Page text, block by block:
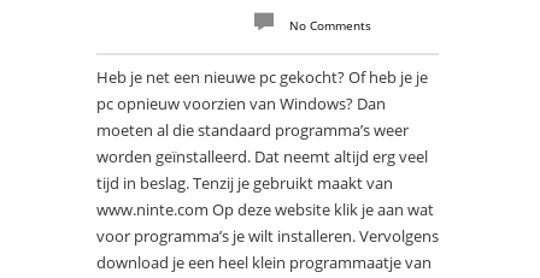
No Comments
Heb je net een nieuwe pc gekocht? Of heb je je
pc opnieuw voorzien van Windows? Dan
moeten al die standaard programma’s weer
worden geïnstalleerd. Dat neemt altijd erg veel
tijd in beslag. Tenzij je gebruikt maakt van
www.ninte.com Op deze website klik je aan wat
voor programma’s je wilt installeren. Vervolgens
download je een heel klein programmaatje van